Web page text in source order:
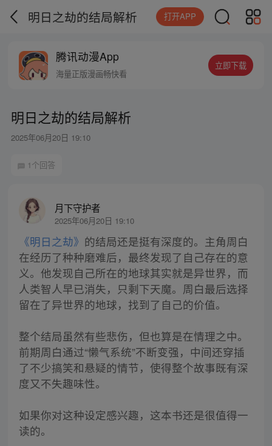
明日之劫的结局解析 打开APP
腾讯动漫App
海量正版漫画畅快看
立即下载
明日之劫的结局解析
2025年06月20日 19:10
1个回答
月下守护者
2025年06月20日 19:10
《明日之劫》 的结局还是挺有深度的。主角周白
在经历了种种磨难后，最终发现了自己存在的意
义。他发现自己所在的地球其实就是异世界，而
人类智人早已消失，只剩下天魔。周白最后选择
留在了异世界的地球，找到了自己的价值。
整个结局虽然有些悲伤，但也算是在情理之中。
前期周白通过“懒气系统”不断变强，中间还穿插
了不少搞笑和悬疑的情节，使得整个故事既有深
度又不失趣味性。
如果你对这种设定感兴趣，这本书还是很值得一
读的。